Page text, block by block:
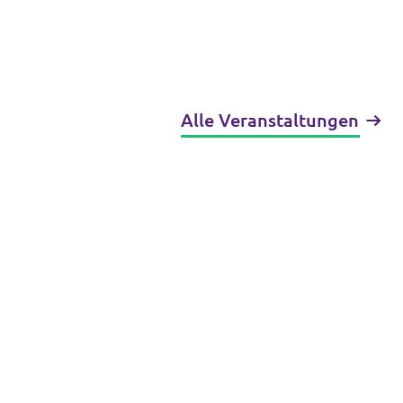
Alle Veranstaltungen